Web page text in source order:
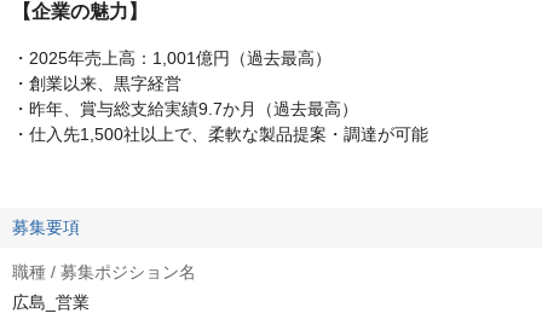
【企業の魅力】
・2025年売上高：1,001億円（過去最高）
・創業以来、黒字経営
・昨年、賞与総支給実績9.7か月（過去最高）
・仕入先1,500社以上で、柔軟な製品提案・調達が可能
募集要項
職種 / 募集ポジション名
広島_営業